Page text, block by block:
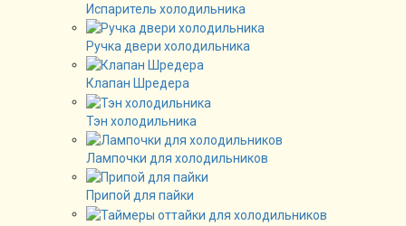
Испаритель холодильника
Ручка двери холодильника
Клапан Шредера
Тэн холодильника
Лампочки для холодильников
Припой для пайки